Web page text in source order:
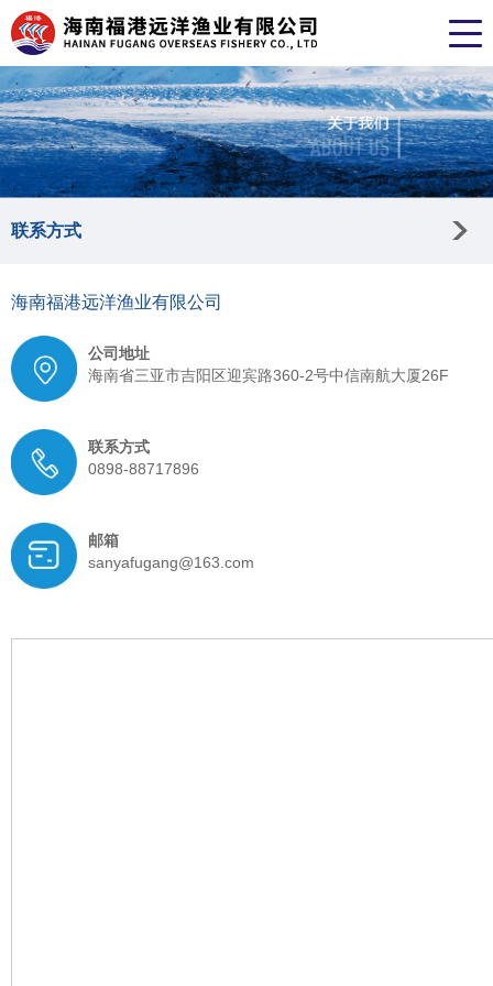
联系方式
海南福港远洋渔业有限公司
公司地址
海南省三亚市吉阳区迎宾路360-2号中信南航大厦26F
联系方式
0898-88717896
邮箱
sanyafugang@163.com